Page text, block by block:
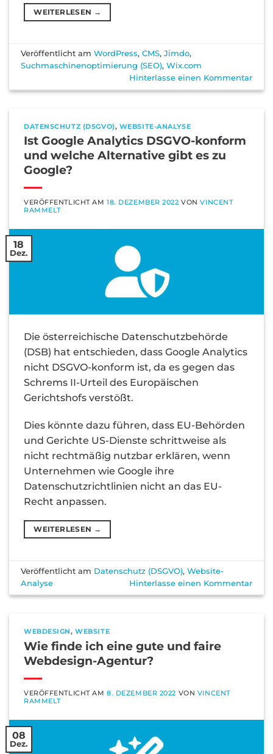
WEITERLESEN →
Veröffentlicht amWordPress,CMS,Jimdo,
Suchmaschinenoptimierung (SEO),Wix.com
Hinterlasse einen Kommentar
DATENSCHUTZ (DSGVO), WEBSITE-ANALYSE
Ist Google Analytics DSGVO-konform
und welche Alternative gibt es zu
Google?
VERÖFFENTLICHT AM18. DEZEMBER 2022 VONVINCENT
RAMMELT
18
Dez.
Die österreichische Datenschutzbehörde
(DSB) hat entschieden, dass Google Analytics
nicht DSGVO-konform ist, da es gegen das
Schrems II-Urteil des Europäischen
Gerichtshofs verstößt.
Dies könnte dazu führen, dass EU-Behörden
und Gerichte US-Dienste schrittweise als
nicht rechtmäßig nutzbar erklären, wenn
Unternehmen wie Google ihre
Datenschutzrichtlinien nicht an das EU-
Recht anpassen.
WEITERLESEN →
Veröffentlicht am Datenschutz (DSGVO),Website-
Analyse
Hinterlasse einen Kommentar
WEBDESIGN,WEBSITE
Wie finde ich eine gute und faire
Webdesign-Agentur?
VERÖFFENTLICHT AM8. DEZEMBER 2022 VON VINCENT
RAMMELT
08
Dez.